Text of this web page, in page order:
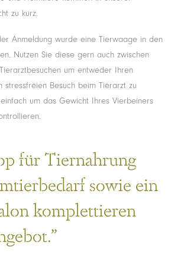
zu kurz.
Anmeldung wurde eine Tierwaage in den
Nutzen Sie diese gern auch zwischen
um entweder Ihren
stressfreien Besuch beim Tierarzt zu
um das Gewicht Ihres Vierbeiners
für Tiernahrung
sowie ein
komplettieren